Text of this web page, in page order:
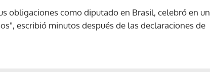
obligaciones como diputado en Brasil, celebró en un
escribió minutos después de las declaraciones de